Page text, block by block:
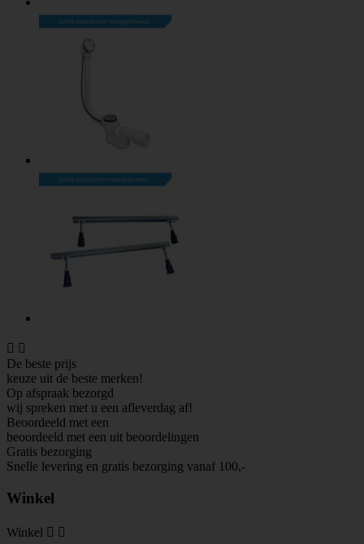
 
De beste prijs
keuze uit de beste merken!
Op afspraak bezorgd
wij spreken met u een afleverdag af!
Beoordeeld met een
beoordeeld met een uit beoordelingen
Gratis bezorging
Snelle levering en gratis bezorging vanaf 100,-
Winkel
Winkel  